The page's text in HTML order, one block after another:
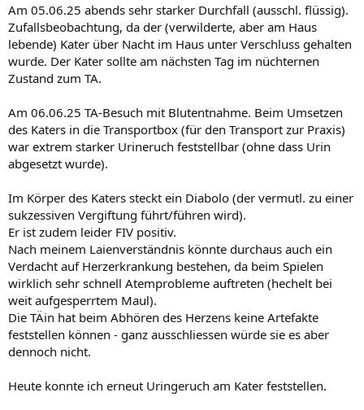
Am 05.06.25 abends sehr starker Durchfall (ausschl. flüssig).
Zufallsbeobachtung, da der (verwilderte, aber am Haus
lebende) Kater über Nacht im Haus unter Verschluss gehalten
wurde. Der Kater sollte am nächsten Tag im nüchternen
Zustand zum TA.
Am 06.06.25 TA-Besuch mit Blutentnahme. Beim Umsetzen
des Katers in die Transportbox (für den Transport zur Praxis)
war extrem starker Urineruch feststellbar (ohne dass Urin
abgesetzt wurde).
Im Körper des Katers steckt ein Diabolo (der vermutl. zu einer
sukzessiven Vergiftung führt/führen wird).
Er ist zudem leider FIV positiv.
Nach meinem Laienverständnis könnte durchaus auch ein
Verdacht auf Herzerkrankung bestehen, da beim Spielen
wirklich sehr schnell Atemprobleme auftreten (hechelt bei
weit aufgesperrtem Maul).
Die TÄin hat beim Abhören des Herzens keine Artefakte
feststellen können - ganz ausschliessen würde sie es aber
dennoch nicht.
Heute konnte ich erneut Uringeruch am Kater feststellen.